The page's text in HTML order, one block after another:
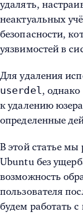
удалять,
неактуальных
безопасности,
уязвимостей в
Для удаления
userdel,
к удалению
определенные
В этой статье
Ubuntuбез
возможность
пользователя
будем работать